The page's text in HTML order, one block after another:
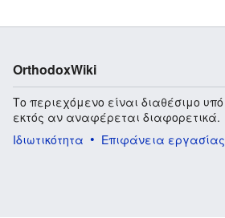
OrthodoxWiki
Το περιεχόμενο είναι διαθέσιμο υπό
εκτός αν αναφέρεται διαφορετικά.
Ιδιωτικότητα
Επιφάνεια εργασίας